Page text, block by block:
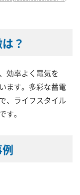
？
効率よく電気を
ます。多彩な蓄電
、ライフスタイル
す。